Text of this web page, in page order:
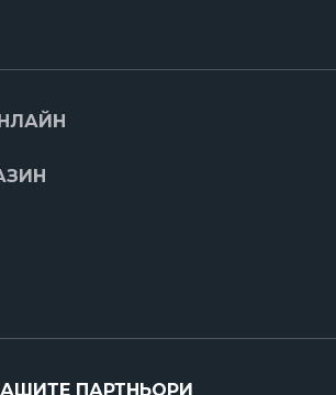
ПАРТНЬОРИ